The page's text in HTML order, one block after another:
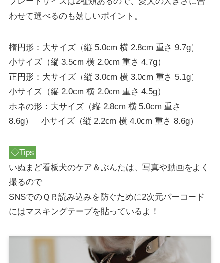
わせて選べるのも嬉しいポイント。
楕円形：大サイズ（縦 5.0cm 横 2.8cm 重さ 9.7g）
小サイズ（縦 3.5cm 横 2.0cm 重さ 4.7g）
正円形：大サイズ（縦 3.0cm 横 3.0cm 重さ 5.1g）
小サイズ（縦 2.0cm 横 2.0cm 重さ 4.5g）
ホネの形：大サイズ（縦 2.8cm 横 5.0cm 重さ
8.6g） 小サイズ（縦 2.2cm 横 4.0cm 重さ 8.6g）
◇Tips
いぬまど看板犬のケア＆ぶんたは、写真や動画をよく
撮るので
SNSでのＱＲ読み込みを防ぐために2次元バーコード
にはマスキングテープを貼っているよ！